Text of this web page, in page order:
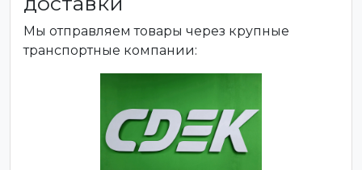
Мы отправляем товары через крупные
транспортные компании: